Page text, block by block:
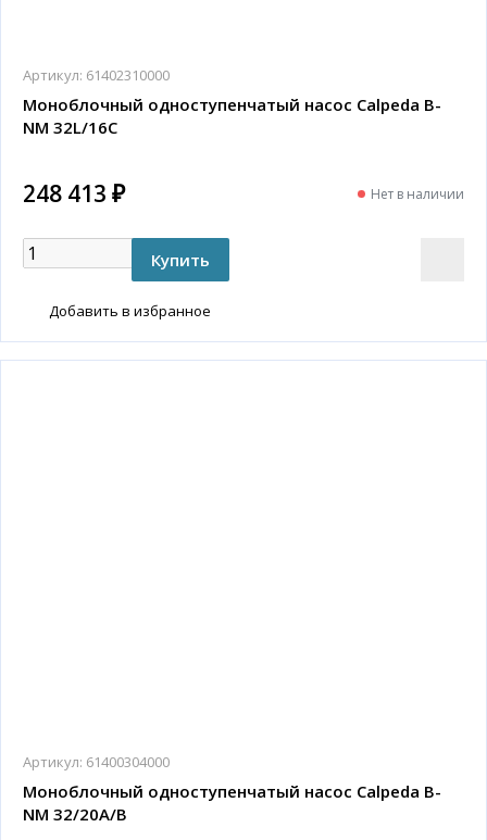
Артикул: 61402310000
Моноблочный одноступенчатый насос Calpeda B-
NM 32L/16C
248 413 ₽ Нет в наличии
Добавить в избранное
Артикул: 61400304000
Моноблочный одноступенчатый насос Calpeda B-
NM 32/20A/B